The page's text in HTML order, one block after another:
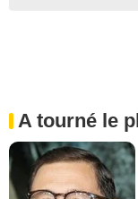
A tourné le